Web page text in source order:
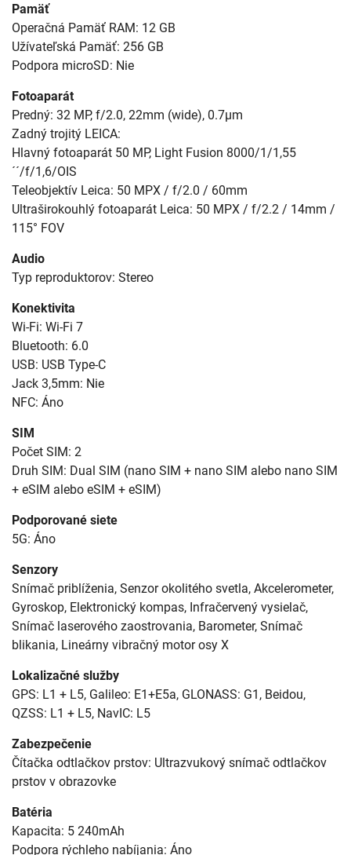
Pamäť
Operačná Pamäť RAM: 12 GB
Užívateľská Pamäť: 256 GB
Podpora microSD: Nie
Fotoaparát
Predný: 32 MP, f/2.0, 22mm (wide), 0.7µm
Zadný trojitý LEICA:
Hlavný fotoaparát 50 MP, Light Fusion 8000/1/1,55
´´/f/1,6/OIS
Teleobjektív Leica: 50 MPX / f/2.0 / 60mm
Ultraširokouhlý fotoaparát Leica: 50 MPX / f/2.2 / 14mm /
115° FOV
Audio
Typ reproduktorov: Stereo
Konektivita
Wi-Fi: Wi-Fi 7
Bluetooth: 6.0
USB: USB Type-C
Jack 3,5mm: Nie
NFC: Áno
SIM
Počet SIM: 2
Druh SIM: Dual SIM (nano SIM + nano SIM alebo nano SIM
+ eSIM alebo eSIM + eSIM)
Podporované siete
5G: Áno
Senzory
Snímač priblíženia, Senzor okolitého svetla, Akcelerometer,
Gyroskop, Elektronický kompas, Infračervený vysielač,
Snímač laserového zaostrovania, Barometer, Snímač
blikania, Lineárny vibračný motor osy X
Lokalizačné služby
GPS: L1 + L5, Galileo: E1+E5a, GLONASS: G1, Beidou,
QZSS: L1 + L5, NavIC: L5
Zabezpečenie
Čítačka odtlačkov prstov: Ultrazvukový snímač odtlačkov
prstov v obrazovke
Batéria
Kapacita: 5 240mAh
Podpora rýchleho nabíjania: Áno